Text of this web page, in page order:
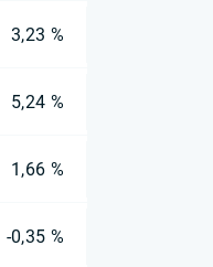
3,23 %
5,24 %
1,66 %
-0,35 %